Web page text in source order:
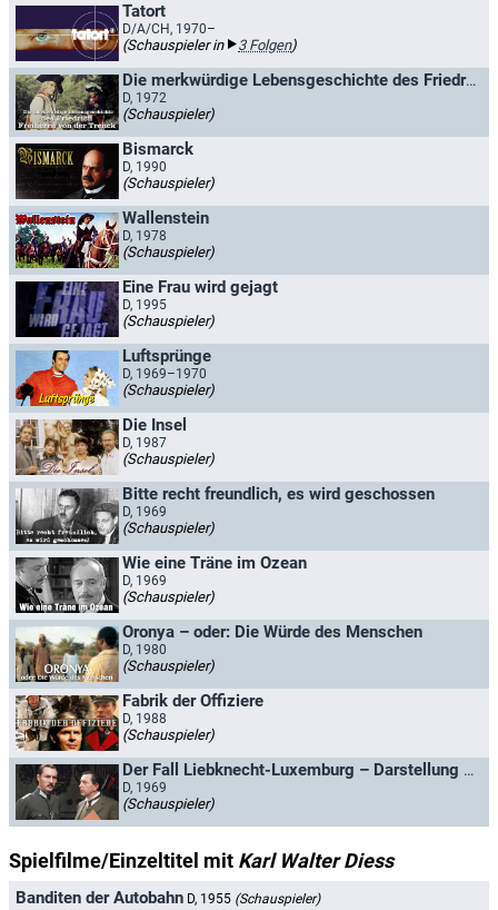
Tatort
D/A/CH, 1970–
(Schauspieler in 3 Folgen)
Die merkwürdige Lebensgeschichte des Friedrich Freiherrn von der Trenck
D, 1972
(Schauspieler)
Bismarck
D, 1990
(Schauspieler)
Wallenstein
D, 1978
(Schauspieler)
Eine Frau wird gejagt
D, 1995
(Schauspieler)
Luftsprünge
D, 1969–1970
(Schauspieler)
Die Insel
D, 1987
(Schauspieler)
Bitte recht freundlich, es wird geschossen
D, 1969
(Schauspieler)
Wie eine Träne im Ozean
D, 1969
(Schauspieler)
Oronya – oder: Die Würde des Menschen
D, 1980
(Schauspieler)
Fabrik der Offiziere
D, 1988
(Schauspieler)
Der Fall Liebknecht-Luxemburg – Darstellung eines Offiziers-Komplotts
D, 1969
(Schauspieler)
Spielfilme/Einzeltitel mit Karl Walter Diess
Banditen der Autobahn D, 1955 (Schauspieler)